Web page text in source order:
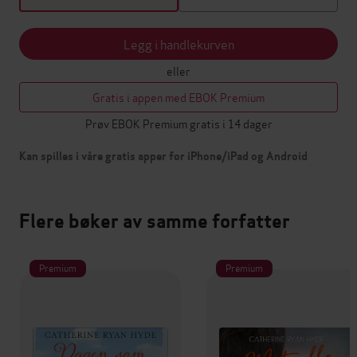
Legg i handlekurven
eller
Gratis i appen med EBOK Premium
Prøv EBOK Premium gratis i 14 dager
Kan spilles i våre gratis apper for iPhone/iPad og Android
Flere bøker av samme forfatter
Premium Premium